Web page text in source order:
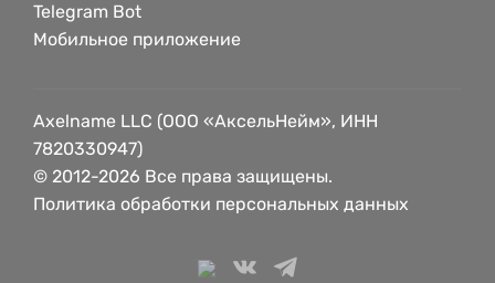
Telegram Bot
Мобильное приложение
Axelname LLC (ООО «АксельНейм», ИНН
7820330947)
© 2012-2026 Все права защищены.
Политика обработки персональных данных